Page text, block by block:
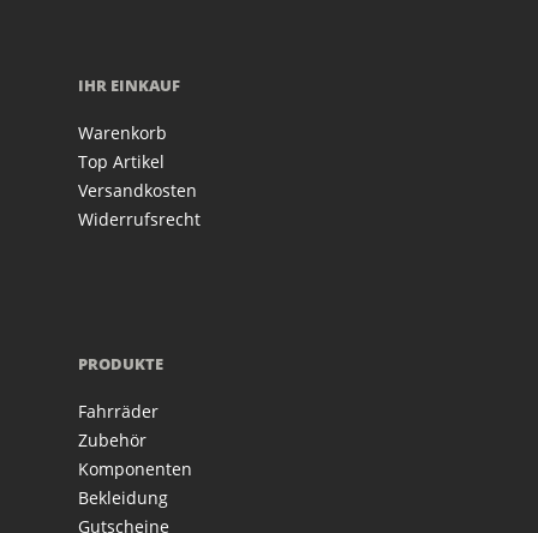
IHR EINKAUF
Warenkorb
Top Artikel
Versandkosten
Widerrufsrecht
PRODUKTE
Fahrräder
Zubehör
Komponenten
Bekleidung
Gutscheine